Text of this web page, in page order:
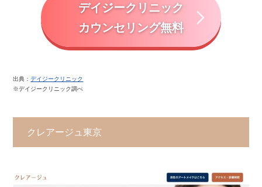
デイジークリニック
カウンセリング無料
出典：デイジークリニック
※デイジークリニック調べ
クレアージュ東京